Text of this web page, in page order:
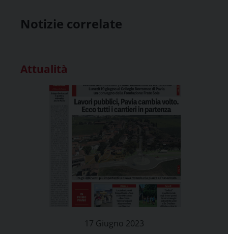
Notizie correlate
Attualità
17 Giugno 2023